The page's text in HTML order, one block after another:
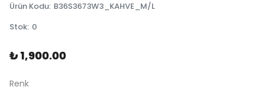
Ürün Kodu: B36S3673W3_KAHVE_M/L
Stok: 0
₺ 1,900.00
Renk